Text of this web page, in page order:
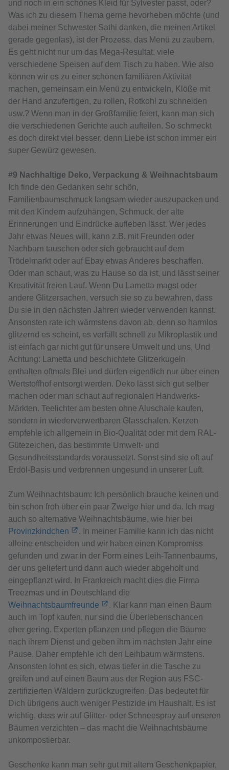
und noch in ein schönes Kleid für Sylvester passt, oder?
Was ich zu diesem Thema gerne hevorheben möchte (und
dabei meiner Schwester Sathi danken, die meinen Artikel
gerade gegenlas), ist der Prozess, das Menü zu zaubern.
Es geht nicht nur um das Mega-Resultat, viele
verschiedene Speisen auf dem Tisch zu haben. Wie also
können wir es zu einer schönen familiären Aktivität
machen, gemeinsam ein Menü zu entwickeln, Klöße mit
der Hand anzufertigen, zu rollen, Rotkohl zu schneiden
usw.? Wenn man in der Großfamilie feiert, kann man sich
die verschiedenen Gerichte auch aufteilen. So schmeckt
es doch direkt viel besser, denn Liebe ist schon immer ein
super Gewürz gewesen.
#9 Nachhaltige Deko, Verpackung & Weihnachtsbaum
Ich finde den Gedanken sehr schön,
Familienbaumschmuck langsam wieder auszupacken und
mit den Kindern aufzuhängen, Schmuck, der alte
Erinnerungen und Eindrücke aufleben lässt. Wer jedes
Jahr etwas Neues will, kann z.B. mit Freunden oder
Nachbarn tauschen oder sich gebraucht auf dem
Trödelmarkt oder auf Ebay etwas Anderes beschaffen.
Oder man schaut, was zu Hause so da ist, und lässt seiner
Kreativität freien Lauf. Wenn Du Lametta magst oder
andere Glitzersachen, versuch sie so zu bewahren, dass
Du sie in den nächsten Jahren wieder verwenden kannst.
Ansonsten rate ich wärmstens davon ab, denn so harmlos
glitzernd es scheint, es verfällt schnell zu Mikroplastik und
ist einfach gar nicht gut für unsere Umwelt und uns. Und
Achtung: Lametta und beschichtete Glitzerkugeln
enthalten oftmals Blei und dürfen eigentlich nur über einen
Wertstoffhof entsorgt werden. Deko lässt sich gut selber
machen oder man schaut auf regionalen Handwerks-
Märkten. Teelichter am besten ohne Aluschale kaufen,
sondern in wiederverwertbaren Glasschalen. Kerzen
empfehle ich allgemein in Bio-Qualität oder mit dem RAL-
Gütezeichen, das bestimmte Umwelt- und
Gesundheitsstandards voraussetzt. Sonst sind sie oft auf
Erdöl-Basis und verbrennen ungesund in unserer Luft.
Zum Weihnachtsbaum: Ich persönlich brauche keinen und
bin schon froh über ein paar Zweige hier und da. Ich mag
auch so alternative Weihnachtsbäume, wie hier bei
Provinzkindchen
. In meiner Familie kann ich das nicht
alleine entscheiden und wir haben einen Kompromiss
gefunden und zwar in der Form eines Leih-Tannenbaums,
der uns geliefert und dann auch wieder abgeholt und
eingepflanzt wird. In Frankreich macht dies die Firma
Treezmas und in Deutschland die
Weihnachtsbaumfreunde
. Klar kann man einen Baum
auch im Topf kaufen, nur sind die Überlebenschancen
eher gering. Experten pflanzen und pflegen die Bäume
nach ihrem Dienst und geben ihm im nächsten Jahr eine
Pause. Daher empfehle ich den Leihbaum wärmstens.
Ansonsten lohnt es sich, etwas tiefer in die Tasche zu
greifen und auf einen Baum aus der Region aus FSC-
zertifizierten Wäldern zurückzugreifen. Das bedeutet für
Dich übrigens auch weniger Pestizide im Haushalt. Es ist
wichtig, dass wir auf Glitter- oder Schneespray auf unseren
Bäumen verzichten – das macht die Weihnachtsbäume
unkompostierbar.
Geschenke kann man sehr gut mit altem Geschenkpapier,